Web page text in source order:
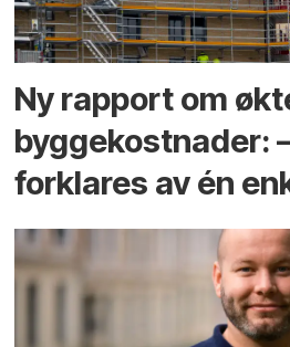
Ny rapport om
byggekostnader:
forklares av én